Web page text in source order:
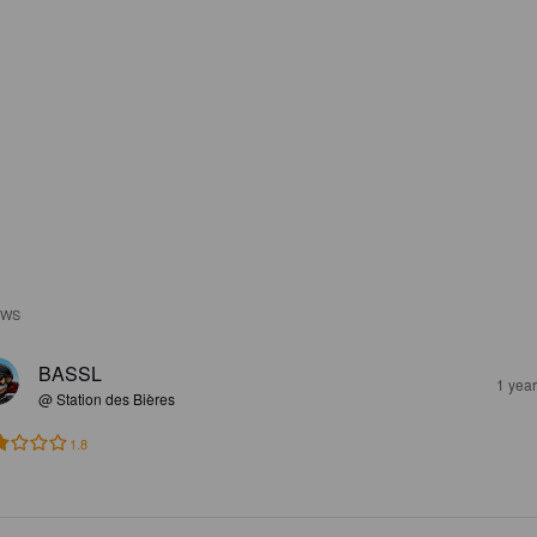
BASSL
@ Station des Bières
1
1.8